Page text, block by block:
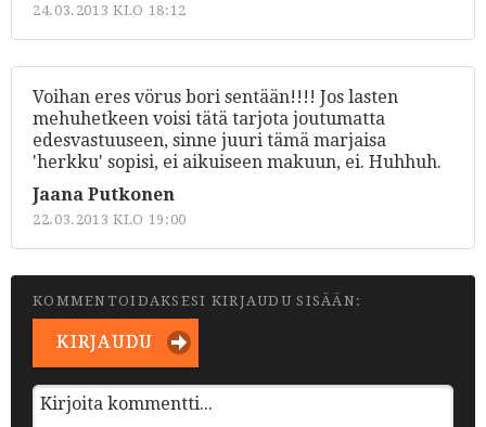
24.03.2013 KLO 18:12
Voihan eres vörus bori sentään!!!! Jos lasten
mehuhetkeen voisi tätä tarjota joutumatta
edesvastuuseen, sinne juuri tämä marjaisa
'herkku' sopisi, ei aikuiseen makuun, ei. Huhhuh.
Jaana Putkonen
22.03.2013 KLO 19:00
KOMMENTOIDAKSESI KIRJAUDU SISÄÄN:
KIRJAUDU